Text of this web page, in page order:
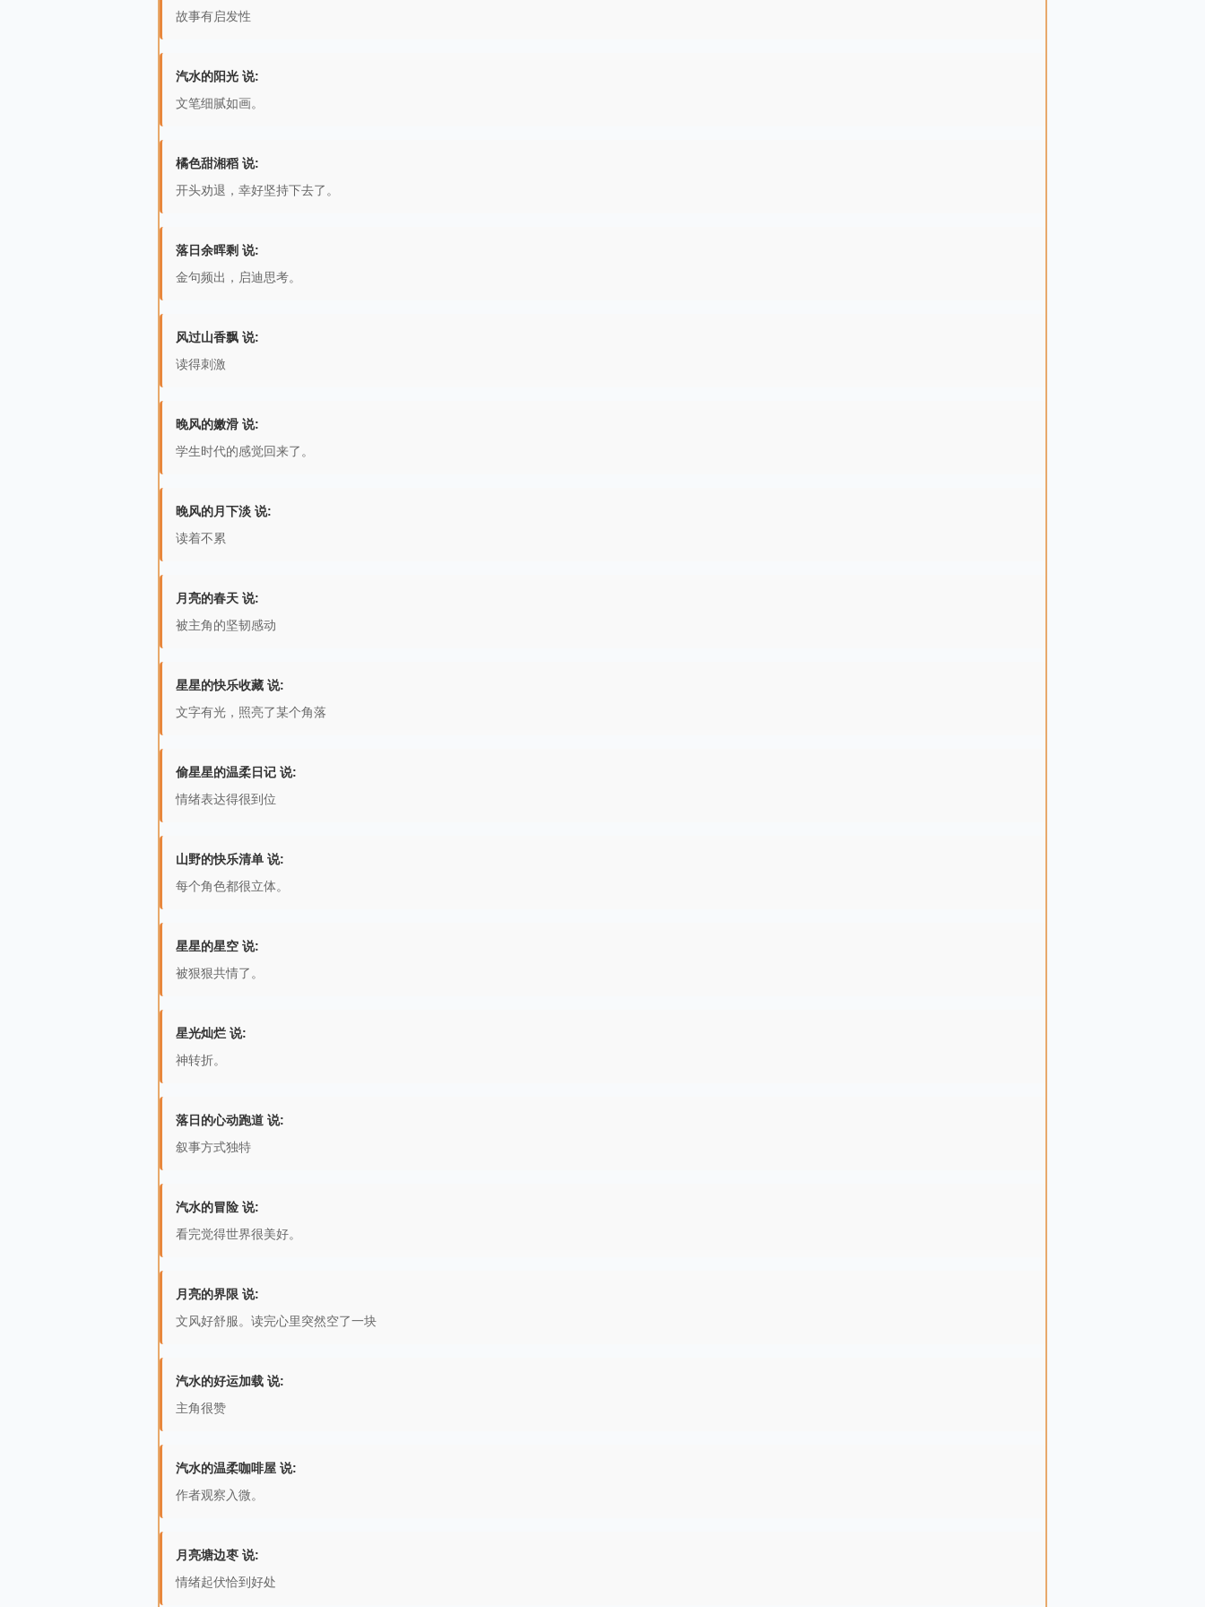
故事有启发性
汽水的阳光 说:
文笔细腻如画。
橘色甜湘稻 说:
开头劝退，幸好坚持下去了。
落日余晖剩 说:
金句频出，启迪思考。
风过山香飘 说:
读得刺激
晚风的嫩滑 说:
学生时代的感觉回来了。
晚风的月下淡 说:
读着不累
月亮的春天 说:
被主角的坚韧感动
星星的快乐收藏 说:
文字有光，照亮了某个角落
偷星星的温柔日记 说:
情绪表达得很到位
山野的快乐清单 说:
每个角色都很立体。
星星的星空 说:
被狠狠共情了。
星光灿烂 说:
神转折。
落日的心动跑道 说:
叙事方式独特
汽水的冒险 说:
看完觉得世界很美好。
月亮的界限 说:
文风好舒服。读完心里突然空了一块
汽水的好运加载 说:
主角很赞
汽水的温柔咖啡屋 说:
作者观察入微。
月亮塘边枣 说:
情绪起伏恰到好处